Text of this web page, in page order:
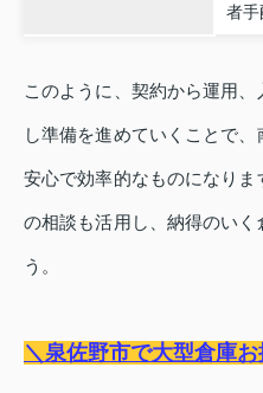
者手
このように、契約から運用
し準備を進めていくことで
安心で効率的なものになり
の相談も活用し、納得のいく
う。
＼泉佐野市で大型倉庫